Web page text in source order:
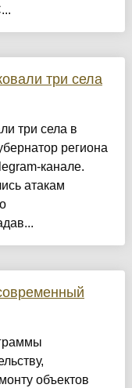
три села
три села в
региона
канале.
атакам
объектов